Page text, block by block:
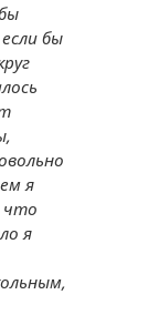
бы
я
что
я